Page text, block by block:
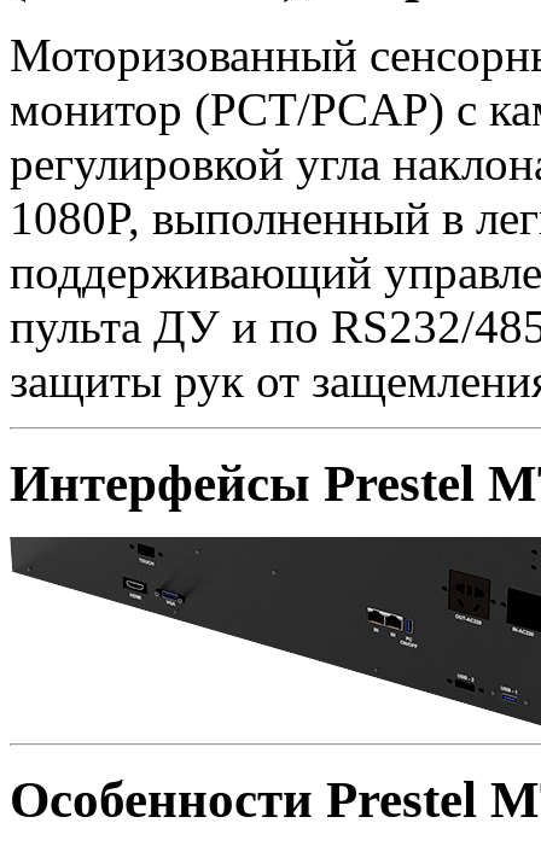
Моторизованный
монитор (PCT/PCAP) с
регулировкой угла
1080P, выполненный в
поддерживающий
пульта ДУ и по RS232/
защиты рук от
Интерфейсы Prestel
Особенности Prestel